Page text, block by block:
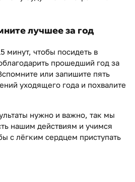
лучшее за год
чтобы посидеть в
прошедший год за
или запишите пять
уходящего года и похвалите
нужно и важно, так мы
нашим действиям и учимся
с лёгким сердцем приступать